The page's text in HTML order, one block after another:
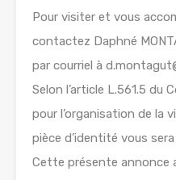
Pour visiter et vous
contactez Daphné
par courriel à
Selon l’article L.561.5 du
pour l’organisation de la
pièce d’identité vous
Cette présente annonce